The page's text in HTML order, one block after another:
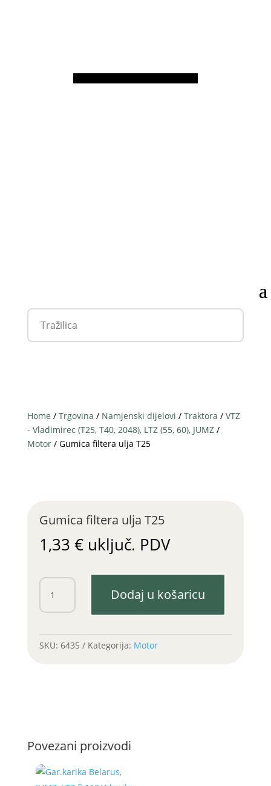
Home / Trgovina / Namjenski dijelovi / Traktora / VTZ
- Vladimirec (T25, T40, 2048), LTZ (55, 60), JUMZ/
Motor/ Gumica filtera ulja T25
Gumica filtera ulja T25
1,33 € uključ. PDV
Gumica
filtera
ulja
Dodaj u košaricu
SKU: 6435 Kategorija: Motor
Povezani proizvodi